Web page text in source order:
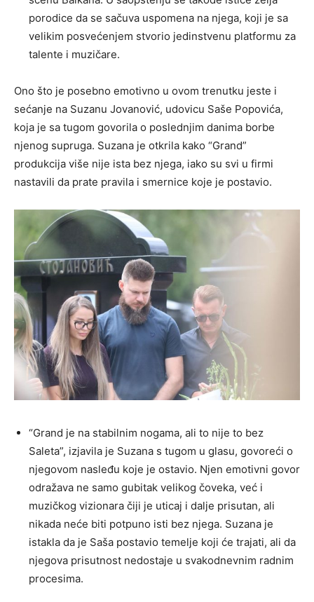
porodice da se sačuva uspomena na njega, koji je sa
velikim posvećenjem stvorio jedinstvenu platformu za
talente i muzičare.
Ono što je posebno emotivno u ovom trenutku jeste i
sećanje na Suzanu Jovanović, udovicu Saše Popovića,
koja je sa tugom govorila o poslednjim danima borbe
njenog supruga. Suzana je otkrila kako “Grand”
produkcija više nije ista bez njega, iako su svi u firmi
nastavili da prate pravila i smernice koje je postavio.
“Grand je na stabilnim nogama, ali to nije to bez
Saleta”, izjavila je Suzana s tugom u glasu, govoreći o
njegovom nasleđu koje je ostavio. Njen emotivni govor
odražava ne samo gubitak velikog čoveka, već i
muzičkog vizionara čiji je uticaj i dalje prisutan, ali
nikada neće biti potpuno isti bez njega. Suzana je
istakla da je Saša postavio temelje koji će trajati, ali da
njegova prisutnost nedostaje u svakodnevnim radnim
procesima.